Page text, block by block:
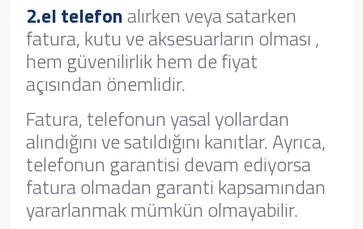
2.el telefonalırken veya satarken
fatura, kutu ve aksesuarların olması ,
hem güvenilirlik hem de fiyat
açısından önemlidir.
Fatura, telefonun yasal yollardan
alındığını ve satıldığını kanıtlar. Ayrıca,
telefonun garantisi devam ediyorsa
fatura olmadan garanti kapsamından
yararlanmak mümkün olmayabilir.